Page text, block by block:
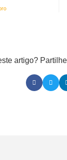
artigo?